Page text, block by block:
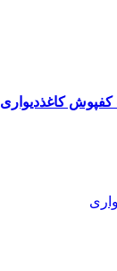
کفپوش کاغذدیواری